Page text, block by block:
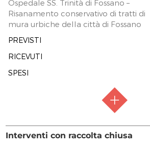
Ospedale SS. Trinità di Fossano –
Risanamento conservativo di tratti di
mura urbiche della città di Fossano
PREVISTI
RICEVUTI
SPESI
RACCOLTA FONDI Raccolta aperta
Interventi con raccolta chiusa